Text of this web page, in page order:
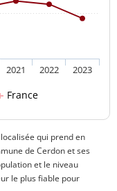
France
2021 2022 2023
qui prend en
de Cerdon et ses
et le niveau
le plus fiable pour